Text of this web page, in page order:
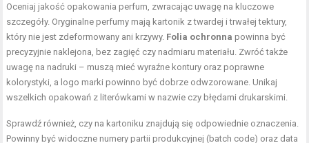
Oceniaj jakość opakowania perfum, zwracając uwagę na kluczowe
szczegóły. Oryginalne perfumy mają kartonik z twardej i trwałej tektury,
który nie jest zdeformowany ani krzywy. Folia ochronna powinna być
precyzyjnie naklejona, bez zagięć czy nadmiaru materiału. Zwróć także
uwagę na nadruki – muszą mieć wyraźne kontury oraz poprawne
kolorystyki, a logo marki powinno być dobrze odwzorowane. Unikaj
wszelkich opakowań z literówkami w nazwie czy błędami drukarskimi.
Sprawdź również, czy na kartoniku znajdują się odpowiednie oznaczenia.
Powinny być widoczne numery partii produkcyjnej (batch code) oraz data